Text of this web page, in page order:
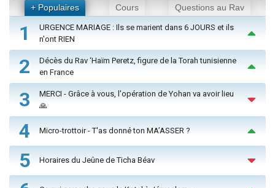
+ Populaires Cours Questions au Rav
1
URGENCE MARIAGE : Ils se marient dans 6 JOURS et ils
n'ont RIEN
2
Décès du Rav ‘Haïm Peretz, figure de la Torah tunisienne
en France
3
MERCI - Grâce à vous, l'opération de Yohan va avoir lieu
🙏
4 Micro-trottoir - T'as donné ton MA’ASSER ?
5 Horaires du Jeûne de Ticha Béav